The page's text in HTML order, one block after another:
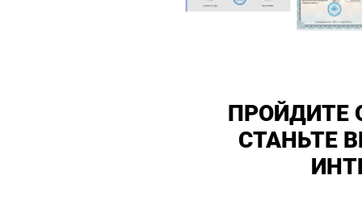
ПРОЙДИТЕ
СТАНЬТЕ